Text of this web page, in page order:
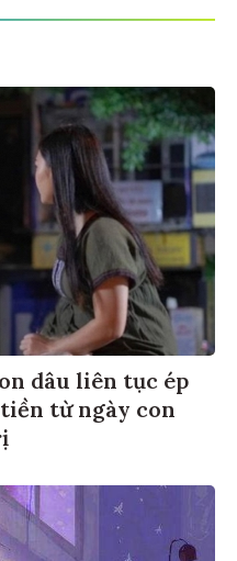
dâu liên tục ép
từ ngày con